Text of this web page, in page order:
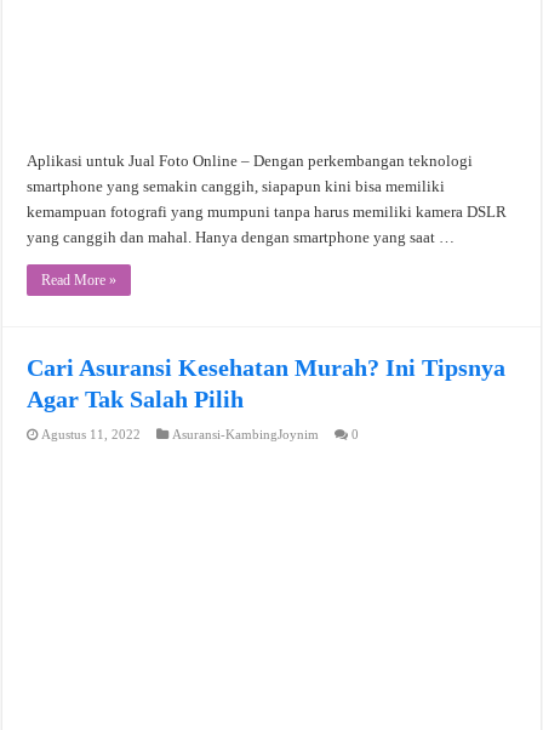
Aplikasi untuk Jual Foto Online – Dengan perkembangan teknologi
smartphone yang semakin canggih, siapapun kini bisa memiliki
kemampuan fotografi yang mumpuni tanpa harus memiliki kamera DSLR
yang canggih dan mahal. Hanya dengan smartphone yang saat …
Read More »
Cari Asuransi Kesehatan Murah? Ini Tipsnya
Agar Tak Salah Pilih
Agustus 11, 2022 Asuransi-KambingJoynim 0